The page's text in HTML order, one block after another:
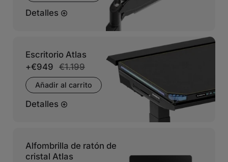
Detalles
Escritorio Atlas
+€949 €1.199
Añadir al carrito
Detalles
Alfombrilla de ratón de
cristal Atlas